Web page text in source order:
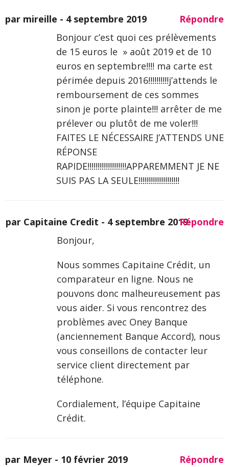
par mireille - 4 septembre 2019
Répondre
Bonjour c’est quoi ces prélèvements
de 15 euros le » août 2019 et de 10
euros en septembre!!!! ma carte est
périmée depuis 2016!!!!!!!!!!j’attends le
remboursement de ces sommes
sinon je porte plainte!!! arrêter de me
prélever ou plutôt de me voler!!!
FAITES LE NÉCESSAIRE J’ATTENDS UNE
RÉPONSE
RAPIDE!!!!!!!!!!!!!!!!!!!APPAREMMENT JE NE
SUIS PAS LA SEULE!!!!!!!!!!!!!!!!!!!!
par Capitaine Credit - 4 septembre 2019Répondre
Bonjour,
Nous sommes Capitaine Crédit, un
comparateur en ligne. Nous ne
pouvons donc malheureusement pas
vous aider. Si vous rencontrez des
problèmes avec Oney Banque
(anciennement Banque Accord), nous
vous conseillons de contacter leur
service client directement par
téléphone.
Cordialement, l’équipe Capitaine
Crédit.
par Meyer - 10 février 2019
Répondre